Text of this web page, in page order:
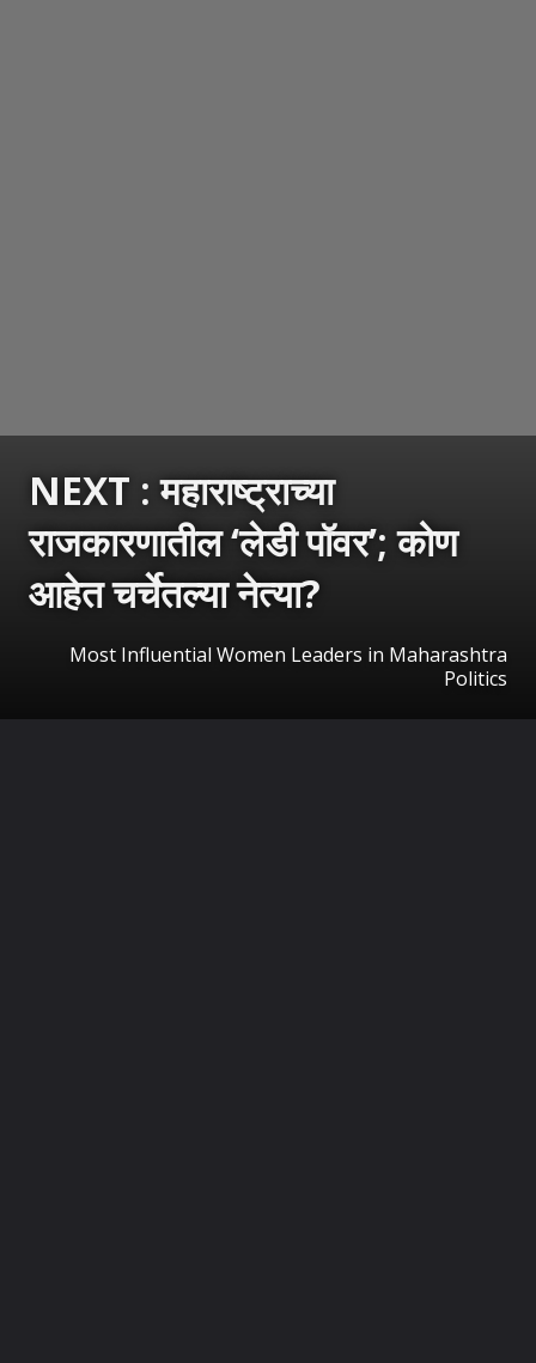
NEXT : महाराष्ट्राच्या
राजकारणातील ‘लेडी पॉवर’; कोण
आहेत चर्चेतल्या नेत्या?
Most Influential Women Leaders in Maharashtra
Politics